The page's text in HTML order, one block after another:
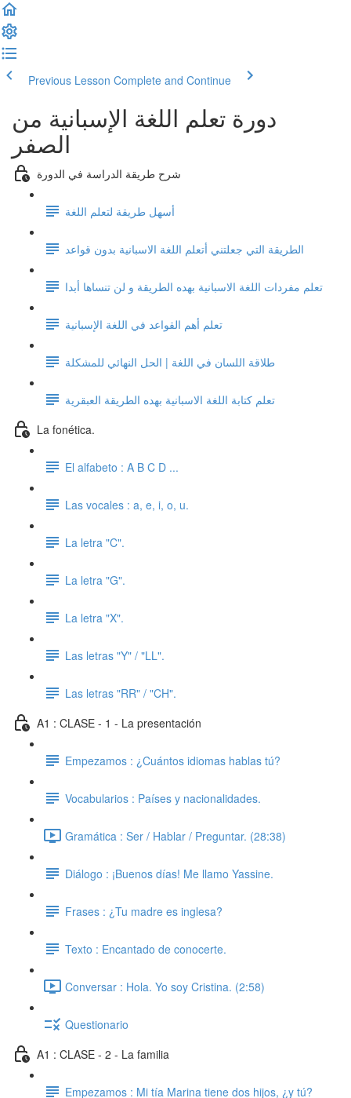
Previous Lesson Complete and Continue
دورة تعلم اللغة الإسبانية من
الصفر
شرح طريقة الدراسة في الدورة
أسهل طريقة لتعلم اللغة
الطريقة التي جعلتني أتعلم اللغة الاسبانية بدون قواعد
تعلم مفردات اللغة الاسبانية بهده الطريقة و لن تنساها أبدا
تعلم أهم القواعد في اللغة الإسبانية
طلاقة اللسان في اللغة | الحل النهائي للمشكلة
تعلم كتابة اللغة الاسبانية بهده الطريقة العبقرية
La fonética.
El alfabeto : A B C D ...
Las vocales : a, e, i, o, u.
La letra "C".
La letra "G".
La letra "X".
Las letras "Y" / "LL".
Las letras "RR" / "CH".
A1 : CLASE - 1 - La presentación
Empezamos : ¿Cuántos idiomas hablas tú?
Vocabularios : Países y nacionalidades.
Gramática : Ser / Hablar / Preguntar. (28:38)
Diálogo : ¡Buenos días! Me llamo Yassine.
Frases : ¿Tu madre es inglesa?
Texto : Encantado de conocerte.
Conversar : Hola. Yo soy Cristina. (2:58)
Questionario
A1 : CLASE - 2 - La familia
Empezamos : Mi tía Marina tiene dos hijos, ¿y tú?